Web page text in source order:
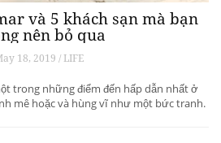
và 5 khách sạn mà bạn
nên bỏ qua
18, 2019 / LIFE
trong những điểm đến hấp dẫn nhất ở
mê hoặc và hùng vĩ như một bức tranh.